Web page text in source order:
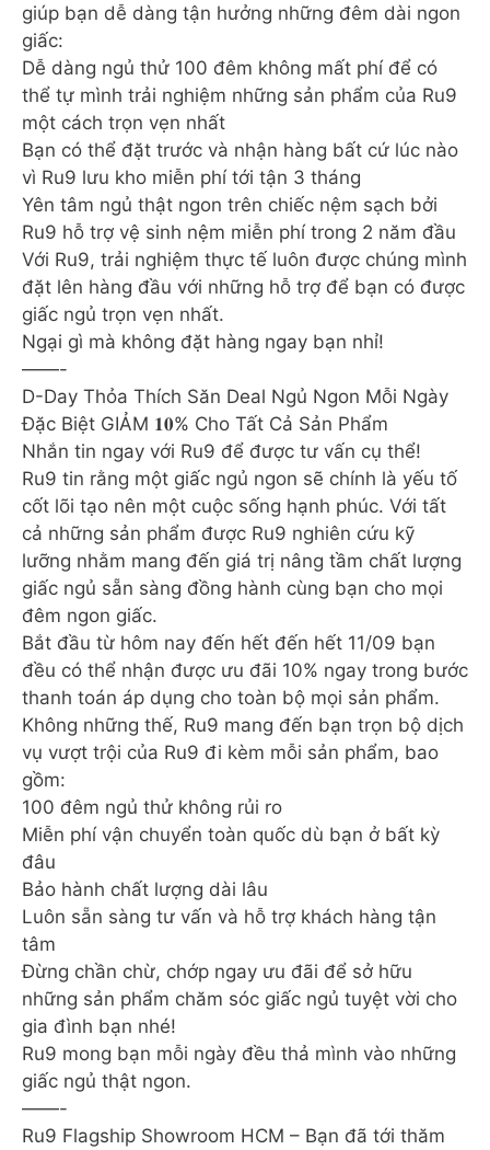
giúp bạn dễ dàng tận hưởng những đêm dài ngon
giấc:
Dễ dàng ngủ thử 100 đêm không mất phí để có
thể tự mình trải nghiệm những sản phẩm của Ru9
một cách trọn vẹn nhất
Bạn có thể đặt trước và nhận hàng bất cứ lúc nào
vì Ru9 lưu kho miễn phí tới tận 3 tháng
Yên tâm ngủ thật ngon trên chiếc nệm sạch bởi
Ru9 hỗ trợ vệ sinh nệm miễn phí trong 2 năm đầu
Với Ru9, trải nghiệm thực tế luôn được chúng mình
đặt lên hàng đầu với những hỗ trợ để bạn có được
giấc ngủ trọn vẹn nhất.
Ngại gì mà không đặt hàng ngay bạn nhỉ!
——-
D-Day Thỏa Thích Săn Deal Ngủ Ngon Mỗi Ngày
Đặc Biệt GIẢM 𝟏𝟎% Cho Tất Cả Sản Phẩm
Nhắn tin ngay với Ru9 để được tư vấn cụ thể!
Ru9 tin rằng một giấc ngủ ngon sẽ chính là yếu tố
cốt lõi tạo nên một cuộc sống hạnh phúc. Với tất
cả những sản phẩm được Ru9 nghiên cứu kỹ
lưỡng nhằm mang đến giá trị nâng tầm chất lượng
giấc ngủ sẵn sàng đồng hành cùng bạn cho mọi
đêm ngon giấc.
Bắt đầu từ hôm nay đến hết đến hết 11/09 bạn
đều có thể nhận được ưu đãi 10% ngay trong bước
thanh toán áp dụng cho toàn bộ mọi sản phẩm.
Không những thế, Ru9 mang đến bạn trọn bộ dịch
vụ vượt trội của Ru9 đi kèm mỗi sản phẩm, bao
gồm:
100 đêm ngủ thử không rủi ro
Miễn phí vận chuyển toàn quốc dù bạn ở bất kỳ
đâu
Bảo hành chất lượng dài lâu
Luôn sẵn sàng tư vấn và hỗ trợ khách hàng tận
tâm
Đừng chần chừ, chớp ngay ưu đãi để sở hữu
những sản phẩm chăm sóc giấc ngủ tuyệt vời cho
gia đình bạn nhé!
Ru9 mong bạn mỗi ngày đều thả mình vào những
giấc ngủ thật ngon.
——-
Ru9 Flagship Showroom HCM – Bạn đã tới thăm